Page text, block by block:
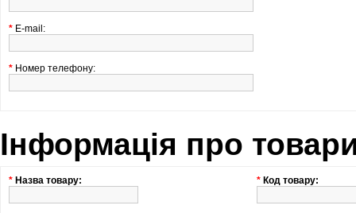
* E-mail:
* Номер телефону:
Інформація про
* Назва товару: * Код товару: